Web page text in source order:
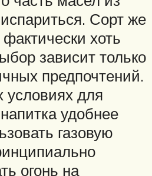
Сорт же
хоть
зависит только
предпочтений.
для
удобнее
газовую
огонь на